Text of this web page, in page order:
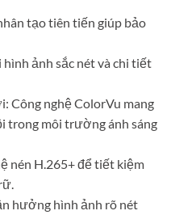
tạo tiên tiến giúp bảo
ảnh sắc nét và chi tiết
Công nghệ ColorVu mang
môi trường ánh sáng
nén H.265+ để tiết kiệm
hưởng hình ảnh rõ nét